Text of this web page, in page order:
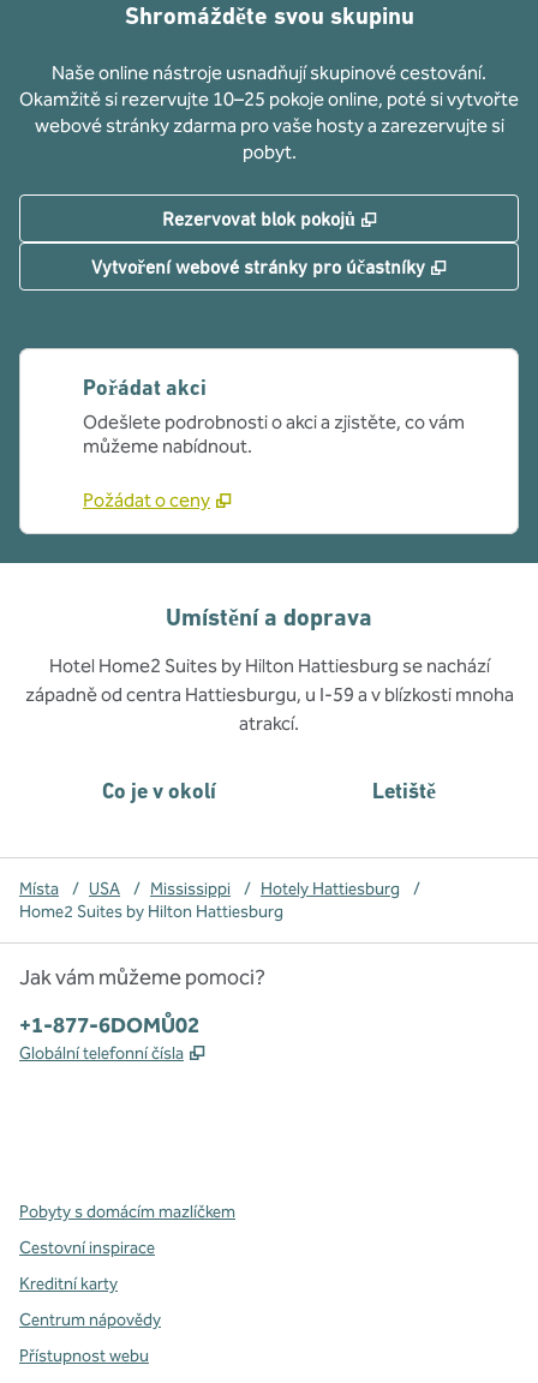
Shromážděte svou skupinu
Naše online nástroje usnadňují skupinové cestování.
Okamžitě si rezervujte 10–25 pokoje online, poté si vytvořte
webové stránky zdarma pro vaše hosty a zarezervujte si
pobyt.
Rezervovat blok pokojů ,
Vytvoření webové stránky pro účastníky ,
Pořádat akci
Odešlete podrobnosti o akci a zjistěte, co vám
můžeme nabídnout.
Požádat o ceny
Umístění a doprava
Hotel Home2 Suites by Hilton Hattiesburg se nachází
západně od centra Hattiesburgu, u I-59 a v blízkosti mnoha
atrakcí.
Co je v okolí Letiště
Místa / USA / Mississippi / Hotely Hattiesburg
/
Home2 Suites by Hilton Hattiesburg
Jak vám můžeme pomoci?
Telefon:
+1-877-6DOMŮ02
Globální telefonní čísla ,
Pobyty s domácím mazlíčkem
Cestovní inspirace
Kreditní karty
Centrum nápovědy
Přístupnost webu